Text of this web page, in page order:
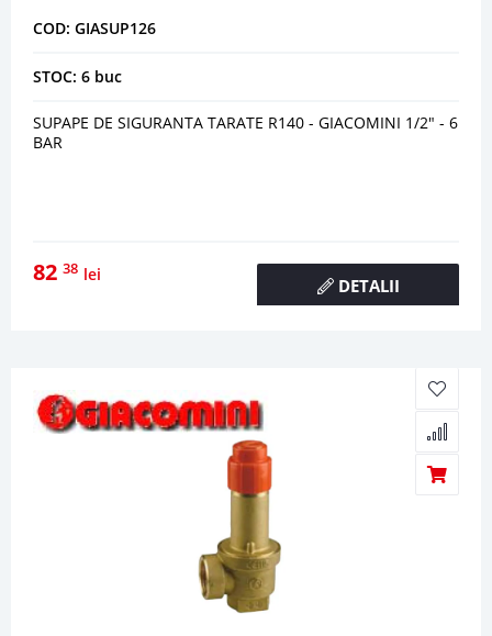
COD: GIASUP126
STOC: 6 buc
SUPAPE DE SIGURANTA TARATE R140 - GIACOMINI 1/2" - 6
BAR
82 38 lei
DETALII